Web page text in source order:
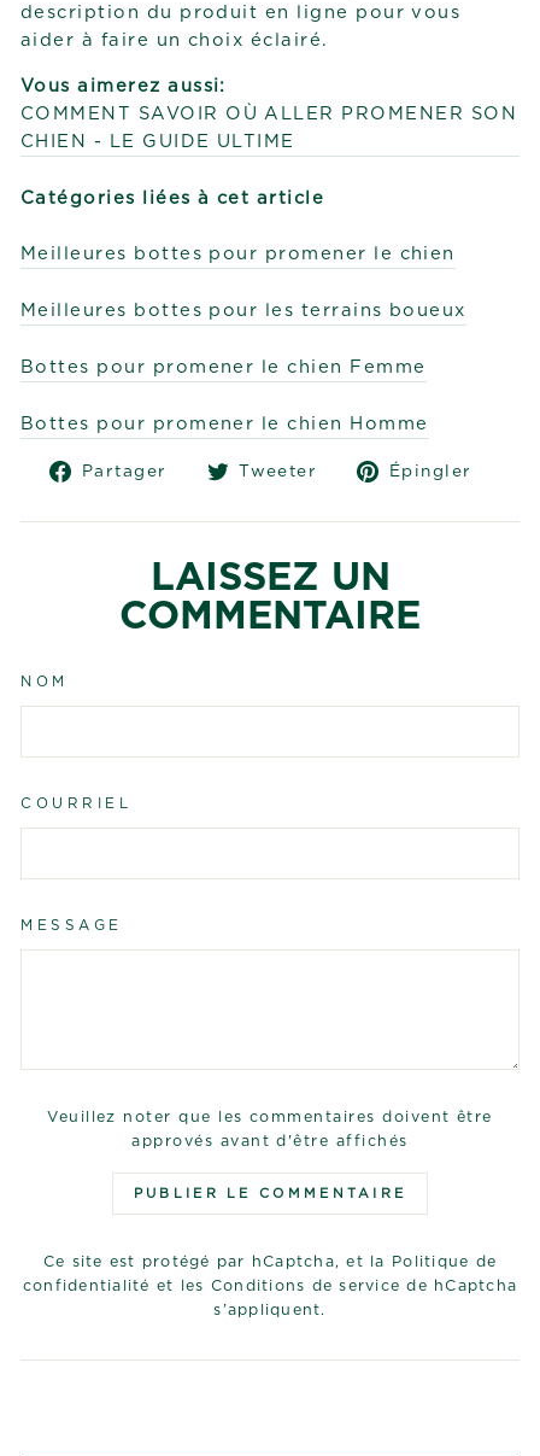
description du produit en ligne pour vous
aider à faire un choix éclairé.
Vous aimerez aussi:
COMMENT SAVOIR OÙ ALLER PROMENER SON
CHIEN - LE GUIDE ULTIME
Catégories liées à cet article
Meilleures bottes pour promener le chien
Meilleures bottes pour les terrains boueux
Bottes pour promener le chien Femme
Bottes pour promener le chien Homme
Partager
Partager
Facebook
Tweeter
Tweeter
Twitter
Épingler
LAISSEZ UN
COMMENTAIRE
NOM
COURRIEL
MESSAGE
Veuillez noter que les commentaires doivent être
approvés avant d'être affichés
PUBLIER LE COMMENTAIRE
Ce site est protégé par hCaptcha, et la
Politique de
confidentialité et les Conditions de service de hCaptcha
s’appliquent.